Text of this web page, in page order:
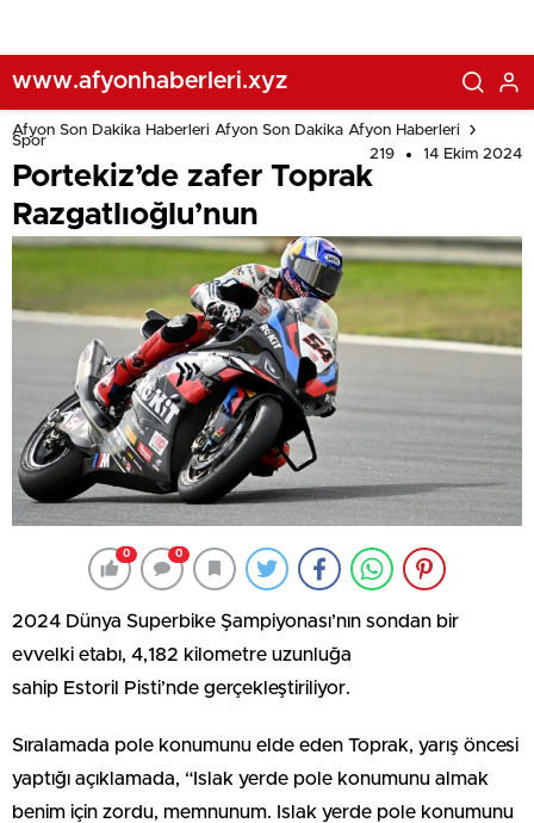
www.afyonhaberleri.xyz
Afyon Son Dakika Haberleri Afyon Son Dakika Afyon Haberleri
Spor
219
14 Ekim 2024
Portekiz’de zafer Toprak
Razgatlıoğlu’nun
0 0
2024 Dünya Superbike Şampiyonası’nın sondan bir
evvelki etabı, 4,182 kilometre uzunluğa
sahip Estoril Pisti’nde gerçekleştiriliyor.
Sıralamada pole konumunu elde eden Toprak, yarış öncesi
yaptığı açıklamada, “Islak yerde pole konumunu almak
benim için zordu, memnunum. Islak yerde pole konumunu